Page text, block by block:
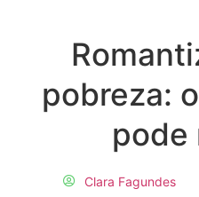
pobreza:
pode
Clara Fagundes